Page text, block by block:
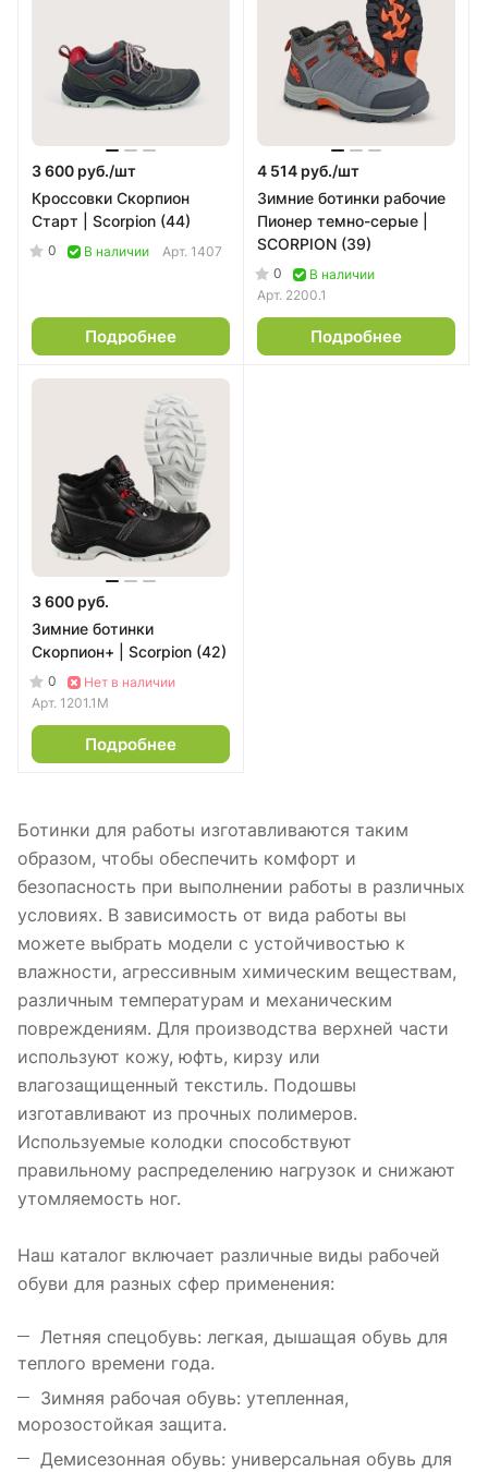
3 600 руб./шт
Кроссовки Скорпион
Старт | Scorpion (44)
0 В наличии Арт. 1407
Подробнее
4 514 руб./шт
Зимние ботинки рабочие
Пионер темно-серые |
SCORPION (39)
0
В наличии
Арт. 2200.1
Подробнее
3 600 руб.
Зимние ботинки
Скорпион+ | Scorpion (42)
0
Нет в наличии
Арт. 1201.1М
Подробнее
Ботинки для работы изготавливаются таким
образом, чтобы обеспечить комфорт и
безопасность при выполнении работы в различных
условиях. В зависимость от вида работы вы
можете выбрать модели с устойчивостью к
влажности, агрессивным химическим веществам,
различным температурам и механическим
повреждениям. Для производства верхней части
используют кожу, юфть, кирзу или
влагозащищенный текстиль. Подошвы
изготавливают из прочных полимеров.
Используемые колодки способствуют
правильному распределению нагрузок и снижают
утомляемость ног.
Наш каталог включает различные виды рабочей
обуви для разных сфер применения:
Летняя спецобувь: легкая, дышащая обувь для
теплого времени года.
Зимняя рабочая обувь: утепленная,
морозостойкая защита.
Демисезонная обувь: универсальная обувь для